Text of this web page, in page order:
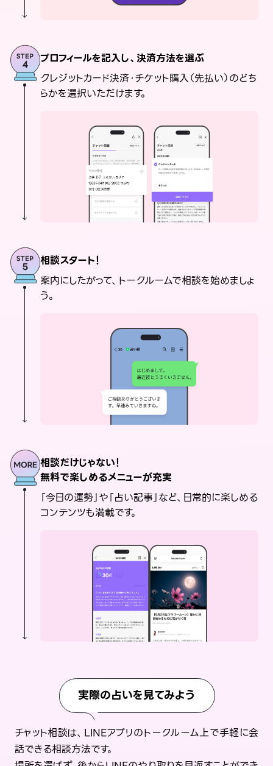
プロフィールを記入し、決済方法を選ぶ
クレジットカード決済・チケット購入（先払い）のどち
らかを選択いただけます。
相談スタート！
案内にしたがって、トークルームで相談を始めましょ
う。
相談だけじゃない！
無料で楽しめるメニューが充実
「今日の運勢」や「占い記事」など、日常的に楽しめる
コンテンツも満載です。
実際の占いを見てみよう
チャット相談は、LINEアプリのトークルーム上で手軽に会
話できる相談方法です。